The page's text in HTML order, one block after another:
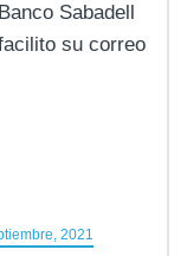
Sabadell
su correo
2021